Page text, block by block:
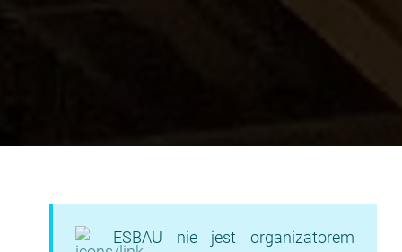
ESBAU nie jest organizatorem